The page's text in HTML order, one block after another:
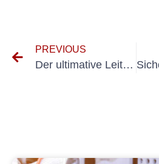
PREVIOUS
Der ultimative Leitfaden für Sicherheitsinspektionen von Gabelstaplern